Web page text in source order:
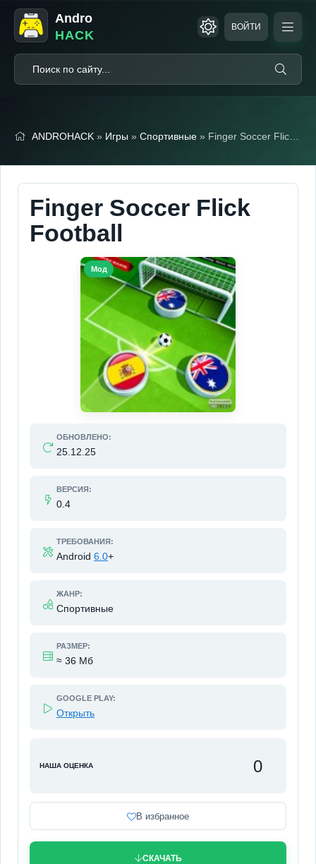
Andro
HACK
ВОЙТИ
ANDROHACK » Игры » Спортивные » Finger Soccer Flick Football (Мод Меню)
Finger Soccer Flick
Football
ОБНОВЛЕНО:
25.12.25
ВЕРСИЯ:
0.4
ТРЕБОВАНИЯ:
Android 6.0+
ЖАНР:
Спортивные
РАЗМЕР:
≈ 36 Мб
GOOGLE PLAY:
Открыть
НАША ОЦЕНКА 0
В избранное
СКАЧАТЬ
Мод